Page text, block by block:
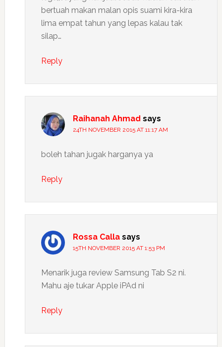
bertuah makan malan opis suami kira-kira
lima empat tahun yang lepas kalau tak
silap…
Reply
Raihanah Ahmad says
24TH NOVEMBER 2015 AT 11:17 AM
boleh tahan jugak harganya ya
Reply
Rossa Calla says
15TH NOVEMBER 2015 AT 1:53 PM
Menarik juga review Samsung Tab S2 ni.
Mahu aje tukar Apple iPAd ni
Reply